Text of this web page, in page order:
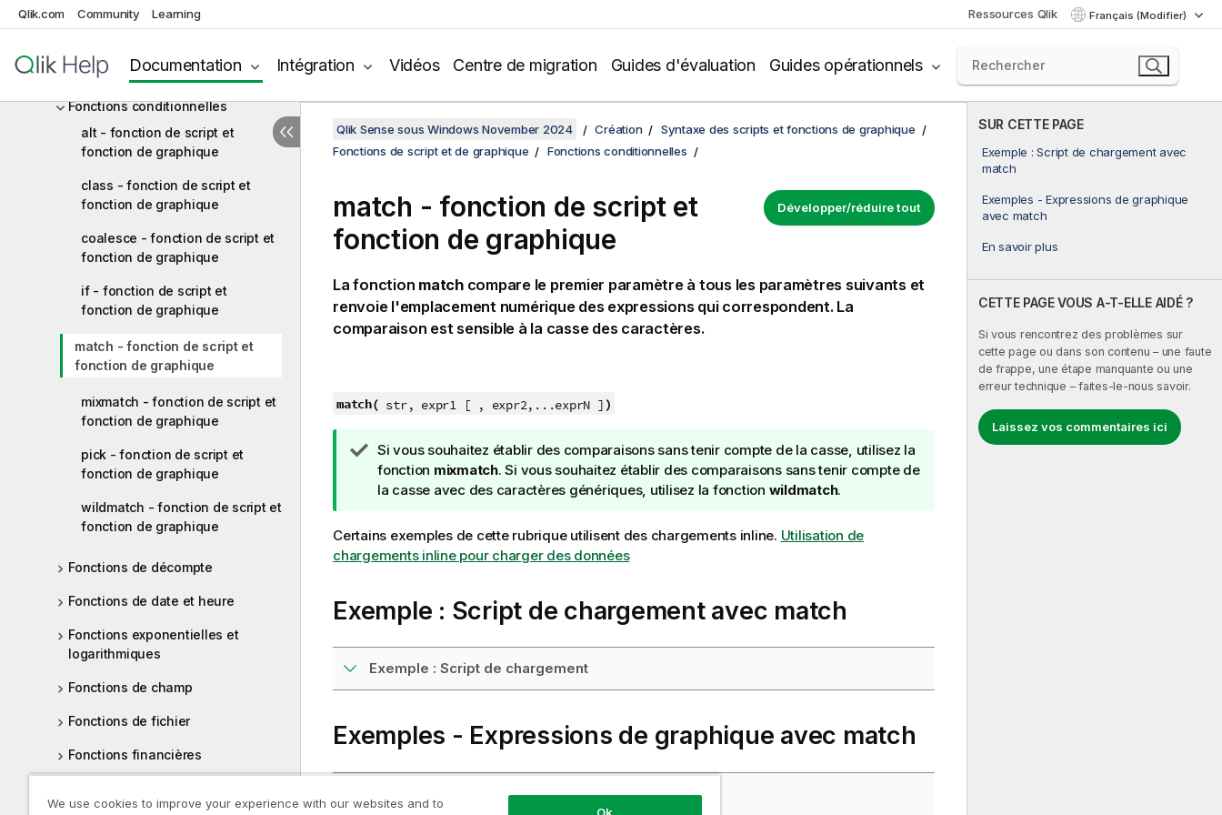
Qlik.com Community Learning Ressources Qlik Français (Modifier)
Documentation Intégration Vidéos Centre de migration Guides d'évaluation Guides opérationnels
Fonctions de couleur
Fonctions conditionnelles
alt - fonction de script et
fonction de graphique
class - fonction de script et
fonction de graphique
coalesce - fonction de script et
fonction de graphique
if - fonction de script et
fonction de graphique
match - fonction de script et
fonction de graphique
mixmatch - fonction de script et
fonction de graphique
pick - fonction de script et
fonction de graphique
wildmatch - fonction de script et
fonction de graphique
Fonctions de décompte
Fonctions de date et heure
Fonctions exponentielles et
logarithmiques
Fonctions de champ
Fonctions de fichier
Fonctions financières
SUR CETTE PAGE
Exemple : Script de chargement avec
match
Exemples - Expressions de graphique
avec match
En savoir plus
CETTE PAGE VOUS A-T-ELLE AIDÉ ?
Si vous rencontrez des problèmes sur
cette page ou dans son contenu – une faute
de frappe, une étape manquante ou une
erreur technique – faites-le-nous savoir.
Laissez vos commentaires ici
Qlik Sense sous Windows November 2024 Création
Syntaxe des scripts et fonctions de graphique
Fonctions de script et de graphique
Fonctions conditionnelles
Développer/réduire tout
match - fonction de script et
fonction de graphique
La fonction matchcompare le premier paramètre à tous les paramètres suivants et
renvoie l'emplacement numérique des expressions qui correspondent. La
comparaison est sensible à la casse des caractères.
match( str, expr1 [ , expr2,...exprN ] )
N
o
t
C
o
e
l
Si vous souhaitez établir des comparaisons sans tenir compte de la casse, utilisez la
fonction mixmatch. Si vous souhaitez établir des comparaisons sans tenir compte de
la casse avec des caractères génériques, utilisez la fonction wildmatch.
Certains exemples de cette rubrique utilisent des chargements inline. Utilisation de
chargements inline pour charger des données
Exemple : Script de chargement avec match
Exemple : Script de chargement
Exemples - Expressions de graphique avec match
Exemples : Expressions de graphique
We use cookies to improve your experience with our websites and to